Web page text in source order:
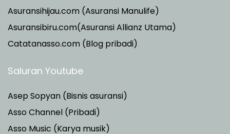
Asuransihijau.com (Asuransi Manulife)
Asuransibiru.com(Asuransi Allianz Utama)
Catatanasso.com (Blog pribadi)
Saluran Youtube
Asep Sopyan (Bisnis asuransi)
Asso Channel (Pribadi)
Asso Music (Karya musik)